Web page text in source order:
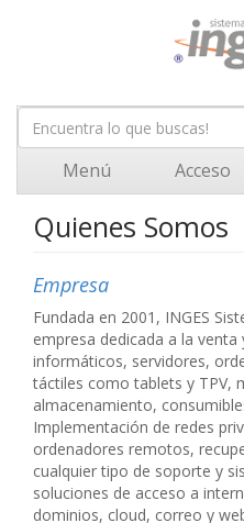
Menú Acceso
Quienes Somos
Empresa
Fundada en 2001, INGES
empresa dedicada a la
informáticos, servidores,
táctiles como tablets y TPV,
almacenamiento,
Implementación de redes
ordenadores remotos,
cualquier tipo de soporte y
soluciones de acceso a
dominios, cloud, correo y